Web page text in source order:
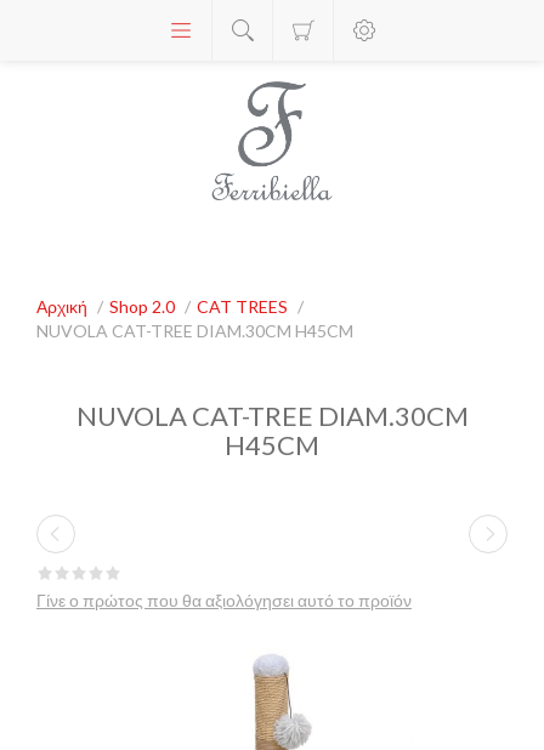
Αρχική / Shop 2.0 / CAT TREES /
NUVOLA CAT-TREE DIAM.30CM H45CM
NUVOLA CAT-TREE DIAM.30CM
H45CM
Γίνε ο πρώτος που θα αξιολόγησει αυτό το προϊόν